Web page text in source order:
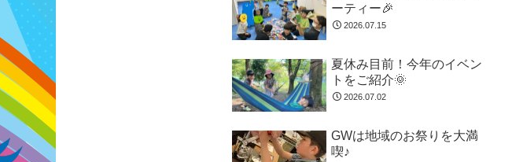
ーティー🎉
2026.07.15
夏休み目前！今年のイベン
トをご紹介🌞
2026.07.02
GWは地域のお祭りを大満
喫♪